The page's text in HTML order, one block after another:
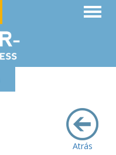
Atrás